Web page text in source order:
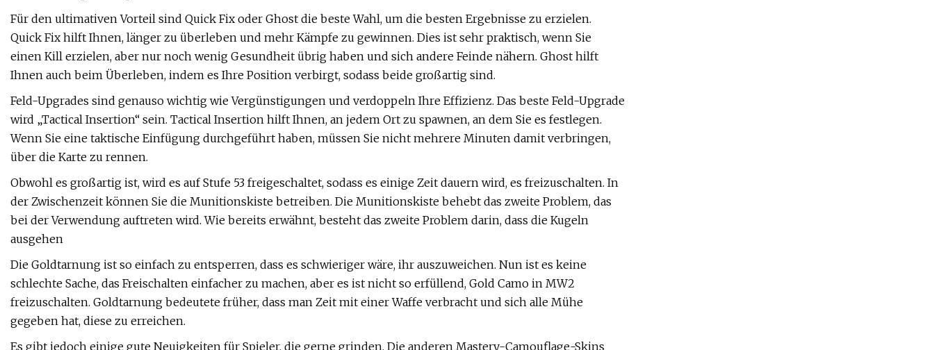
Für den ultimativen Vorteil sind Quick Fix oder Ghost die beste Wahl, um die besten Ergebnisse zu erzielen.
Quick Fix hilft Ihnen, länger zu überleben und mehr Kämpfe zu gewinnen. Dies ist sehr praktisch, wenn Sie
einen Kill erzielen, aber nur noch wenig Gesundheit übrig haben und sich andere Feinde nähern. Ghost hilft
Ihnen auch beim Überleben, indem es Ihre Position verbirgt, sodass beide großartig sind.
Feld-Upgrades sind genauso wichtig wie Vergünstigungen und verdoppeln Ihre Effizienz. Das beste Feld-Upgrade
wird „Tactical Insertion“ sein. Tactical Insertion hilft Ihnen, an jedem Ort zu spawnen, an dem Sie es festlegen.
Wenn Sie eine taktische Einfügung durchgeführt haben, müssen Sie nicht mehrere Minuten damit verbringen,
über die Karte zu rennen.
Obwohl es großartig ist, wird es auf Stufe 53 freigeschaltet, sodass es einige Zeit dauern wird, es freizuschalten. In
der Zwischenzeit können Sie die Munitionskiste betreiben. Die Munitionskiste behebt das zweite Problem, das
bei der Verwendung auftreten wird. Wie bereits erwähnt, besteht das zweite Problem darin, dass die Kugeln
ausgehen
Die Goldtarnung ist so einfach zu entsperren, dass es schwieriger wäre, ihr auszuweichen. Nun ist es keine
schlechte Sache, das Freischalten einfacher zu machen, aber es ist nicht so erfüllend, Gold Camo in MW2
freizuschalten. Goldtarnung bedeutete früher, dass man Zeit mit einer Waffe verbracht und sich alle Mühe
gegeben hat, diese zu erreichen.
Es gibt jedoch einige gute Neuigkeiten für Spieler, die gerne grinden. Die anderen Mastery-Camouflage-Skins